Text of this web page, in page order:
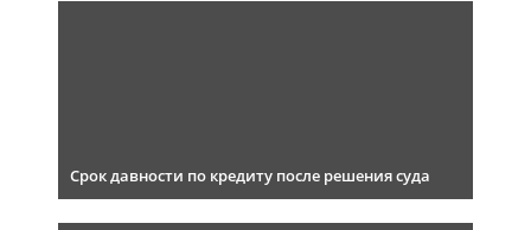
Срок давности по кредиту после решения суда